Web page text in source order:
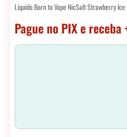
Líquido Born to Vape NicSalt Strawberry
Pague no PIX e